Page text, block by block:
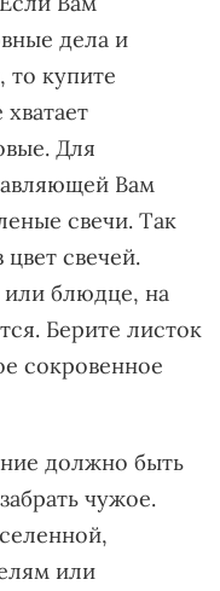
дела и
то купите
Для
Вам
свечи. Так
свечей.
или блюдце, на
Берите листок
сокровенное
должно быть
чужое.
или